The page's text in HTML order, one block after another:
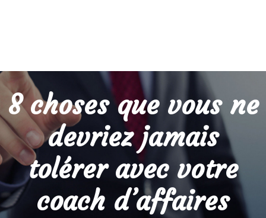
8 choses que vous ne
devriez jamais
tolérer avec votre
coach d’affaires